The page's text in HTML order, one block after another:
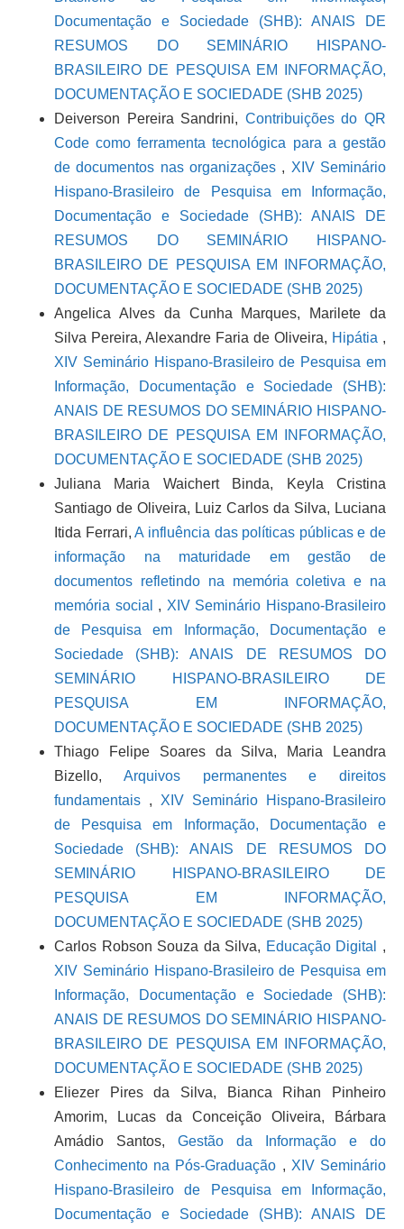
Documentação e Sociedade (SHB): ANAIS DE
RESUMOS DO SEMINÁRIO HISPANO-
BRASILEIRO DE PESQUISA EM INFORMAÇÃO,
DOCUMENTAÇÃO E SOCIEDADE (SHB 2025)
Deiverson Pereira Sandrini, Contribuições do QR
Code como ferramenta tecnológica para a gestão
de documentos nas organizações , XIV Seminário
Hispano-Brasileiro de Pesquisa em Informação,
Documentação e Sociedade (SHB): ANAIS DE
RESUMOS DO SEMINÁRIO HISPANO-
BRASILEIRO DE PESQUISA EM INFORMAÇÃO,
DOCUMENTAÇÃO E SOCIEDADE (SHB 2025)
Angelica Alves da Cunha Marques, Marilete da
Silva Pereira, Alexandre Faria de Oliveira, Hipátia ,
XIV Seminário Hispano-Brasileiro de Pesquisa em
Informação, Documentação e Sociedade (SHB):
ANAIS DE RESUMOS DO SEMINÁRIO HISPANO-
BRASILEIRO DE PESQUISA EM INFORMAÇÃO,
DOCUMENTAÇÃO E SOCIEDADE (SHB 2025)
Juliana Maria Waichert Binda, Keyla Cristina
Santiago de Oliveira, Luiz Carlos da Silva, Luciana
Itida Ferrari,A influência das políticas públicas e de
informação na maturidade em gestão de
documentos refletindo na memória coletiva e na
memória social , XIV Seminário Hispano-Brasileiro
de Pesquisa em Informação, Documentação e
Sociedade (SHB): ANAIS DE RESUMOS DO
SEMINÁRIO HISPANO-BRASILEIRO DE
PESQUISA EM INFORMAÇÃO,
DOCUMENTAÇÃO E SOCIEDADE (SHB 2025)
Thiago Felipe Soares da Silva, Maria Leandra
Bizello, Arquivos permanentes e direitos
fundamentais , XIV Seminário Hispano-Brasileiro
de Pesquisa em Informação, Documentação e
Sociedade (SHB): ANAIS DE RESUMOS DO
SEMINÁRIO HISPANO-BRASILEIRO DE
PESQUISA EM INFORMAÇÃO,
DOCUMENTAÇÃO E SOCIEDADE (SHB 2025)
Carlos Robson Souza da Silva, Educação Digital ,
XIV Seminário Hispano-Brasileiro de Pesquisa em
Informação, Documentação e Sociedade (SHB):
ANAIS DE RESUMOS DO SEMINÁRIO HISPANO-
BRASILEIRO DE PESQUISA EM INFORMAÇÃO,
DOCUMENTAÇÃO E SOCIEDADE (SHB 2025)
Eliezer Pires da Silva, Bianca Rihan Pinheiro
Amorim, Lucas da Conceição Oliveira, Bárbara
Amádio Santos, Gestão da Informação e do
Conhecimento na Pós-Graduação , XIV Seminário
Hispano-Brasileiro de Pesquisa em Informação,
Documentação e Sociedade (SHB): ANAIS DE